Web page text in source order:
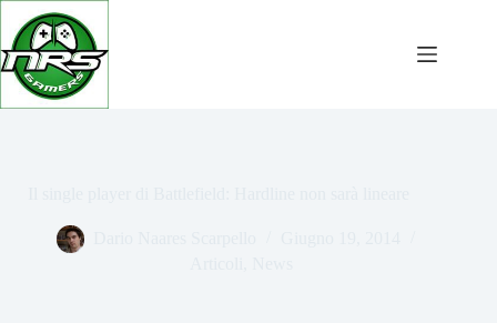
Salta
contenuto